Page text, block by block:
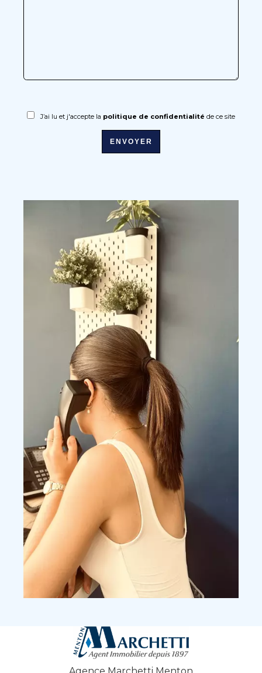
J’ai lu et j'accepte la politique de confidentialité de ce site
ENVOYER